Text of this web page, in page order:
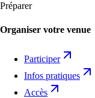
Préparer
Organiser votre venue
Participer
Infos pratiques
Accès